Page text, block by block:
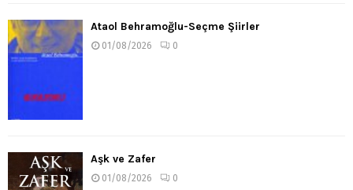
Ataol Behramoğlu-Seçme Şiirler
01/08/2026 0
Aşk ve Zafer
01/08/2026 0